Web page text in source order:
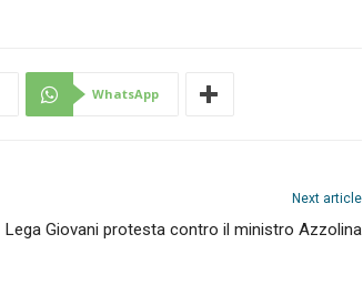
WhatsApp
Next article
Lega Giovani protesta contro il ministro Azzolina